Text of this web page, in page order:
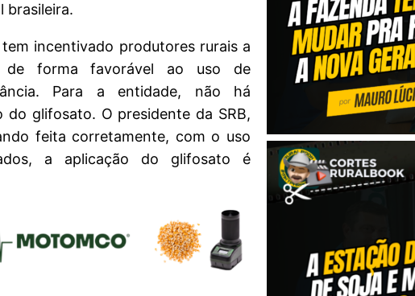
brasileira.
incentivado produtores rurais a
de forma favorável ao uso de
Para a entidade, não há
glifosato. O presidente da SRB,
feita corretamente, com o uso
a aplicação do glifosato é